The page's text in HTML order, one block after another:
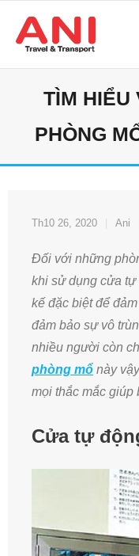
content
TÌM HIỂU
PHÒNG
Th10 26, 2020 Ani
Đối với những
khi sử dụng cửa
kế đặc biệt để
đảm bảo sự vô
nhiều người còn
phòng mổ này
mọi thắc mắc giúp
Cửa tự